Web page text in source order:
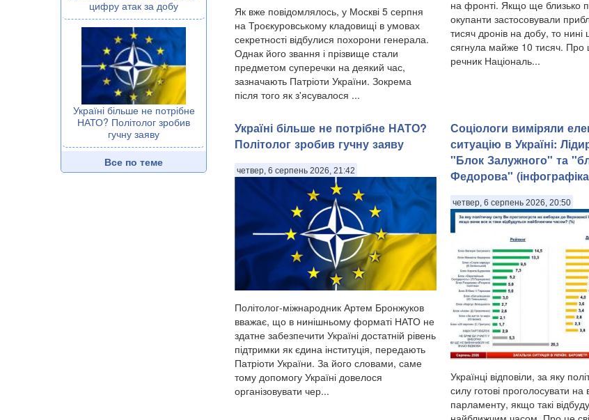
цифру атак за добу
Україні більше не потрібне
НАТО? Політолог зробив
гучну заяву
Все по теме
Як вже повідомлялось, у Москві 5 серпня
на Троєкуровському кладовищі в умовах
секретності відбулися похорони генерала.
Однак його звання і прізвище стали
предметом суперечки на деякий час,
зазначають Патріоти України. Зокрема
після того як з'ясувалося ...
на фронті. Якщо ще близько
окупанти застосовували
тисяч дронів на добу, то
сягнула майже 10 тисяч. Про
речник Національ...
Україні більше не потрібне НАТО?
Політолог зробив гучну заяву
четвер, 6 серпень 2026, 21:42
Політолог-міжнародник Артем Бронжуков
вважає, що в нинішньому форматі НАТО не
здатне забезпечити Україні достатній рівень
підтримки як єдина інституція, передають
Патріоти України. За його словами, саме
тому допомогу Україні довелося
організовувати чер...
Соціологи виміряли
ситуацію в Україні:
"Блок Залужного" та
Федорова"
четвер, 6 серпень 2026, 20:50
Українці відповіли, за яку
силу готові проголосувати
парламенту, якщо такі